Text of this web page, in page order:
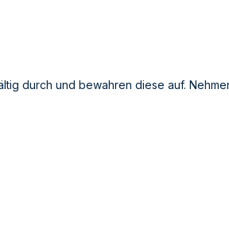
durch und bewahren diese auf.